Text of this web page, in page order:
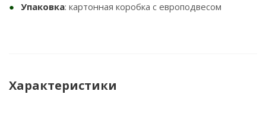
Упаковка: картонная коробка с европодвесом
Характеристики